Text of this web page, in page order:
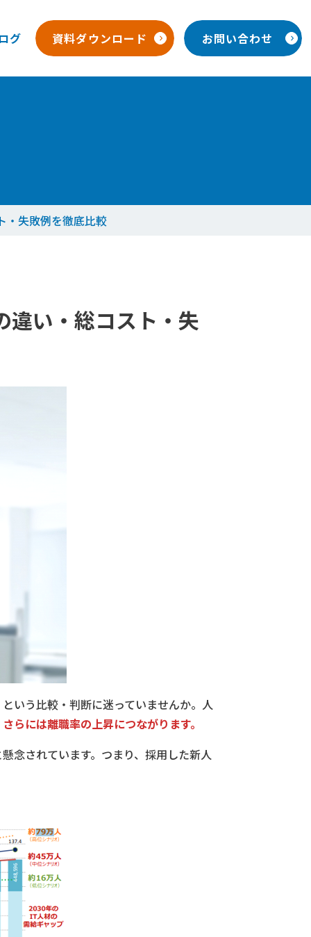
グ 資料ダウンロード お問い合わせ
・失敗例を徹底比較
違い・総コスト・失
という比較・判断に迷っていませんか。人
らには離職率の上昇につながります。
念されています。つまり、採用した新人